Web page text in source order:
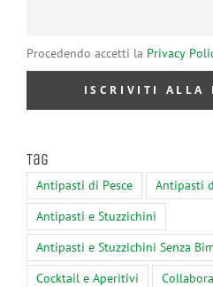
Procedendo accetti la Privacy
Tag
Antipasti di Pesce
Antipasti
Antipasti e Stuzzichini
Antipasti e Stuzzichini Senza
Cocktail e Aperitivi